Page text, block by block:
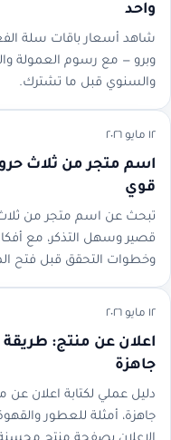
واحد
وبرو — مع رسوم العمولة
والسنوي قبل ما تشترك.
١٢ مايو ٢٠٢٦
اسم متجر من ثلاث
قوي
تبحث عن اسم متجر من
قصير وسهل التذكر، مع أفكار
وخطوات التحقق قبل فتح
١٢ مايو ٢٠٢٦
اعلان عن منتج: طريقة
جاهزة
دليل عملي لكتابة اعلان عن
جاهزة، أمثلة للعطور